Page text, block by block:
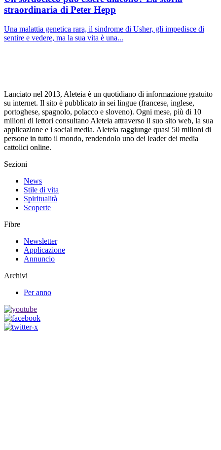
straordinaria di Peter Hepp
Una malattia genetica rara, il sindrome di Usher, gli impedisce di
sentire e vedere, ma la sua vita è una...
Lanciato nel 2013, Aleteia è un quotidiano di informazione gratuito
su internet. Il sito è pubblicato in sei lingue (francese, inglese,
portoghese, spagnolo, polacco e sloveno). Ogni mese, più di 10
milioni di lettori consultano Aleteia attraverso il suo sito web, la sua
applicazione e i social media. Aleteia raggiunge quasi 50 milioni di
persone in tutto il mondo, rendendolo uno dei leader dei media
cattolici online.
Sezioni
News
Stile di vita
Spiritualità
Scoperte
Fibre
Newsletter
Applicazione
Annuncio
Archivi
Per anno